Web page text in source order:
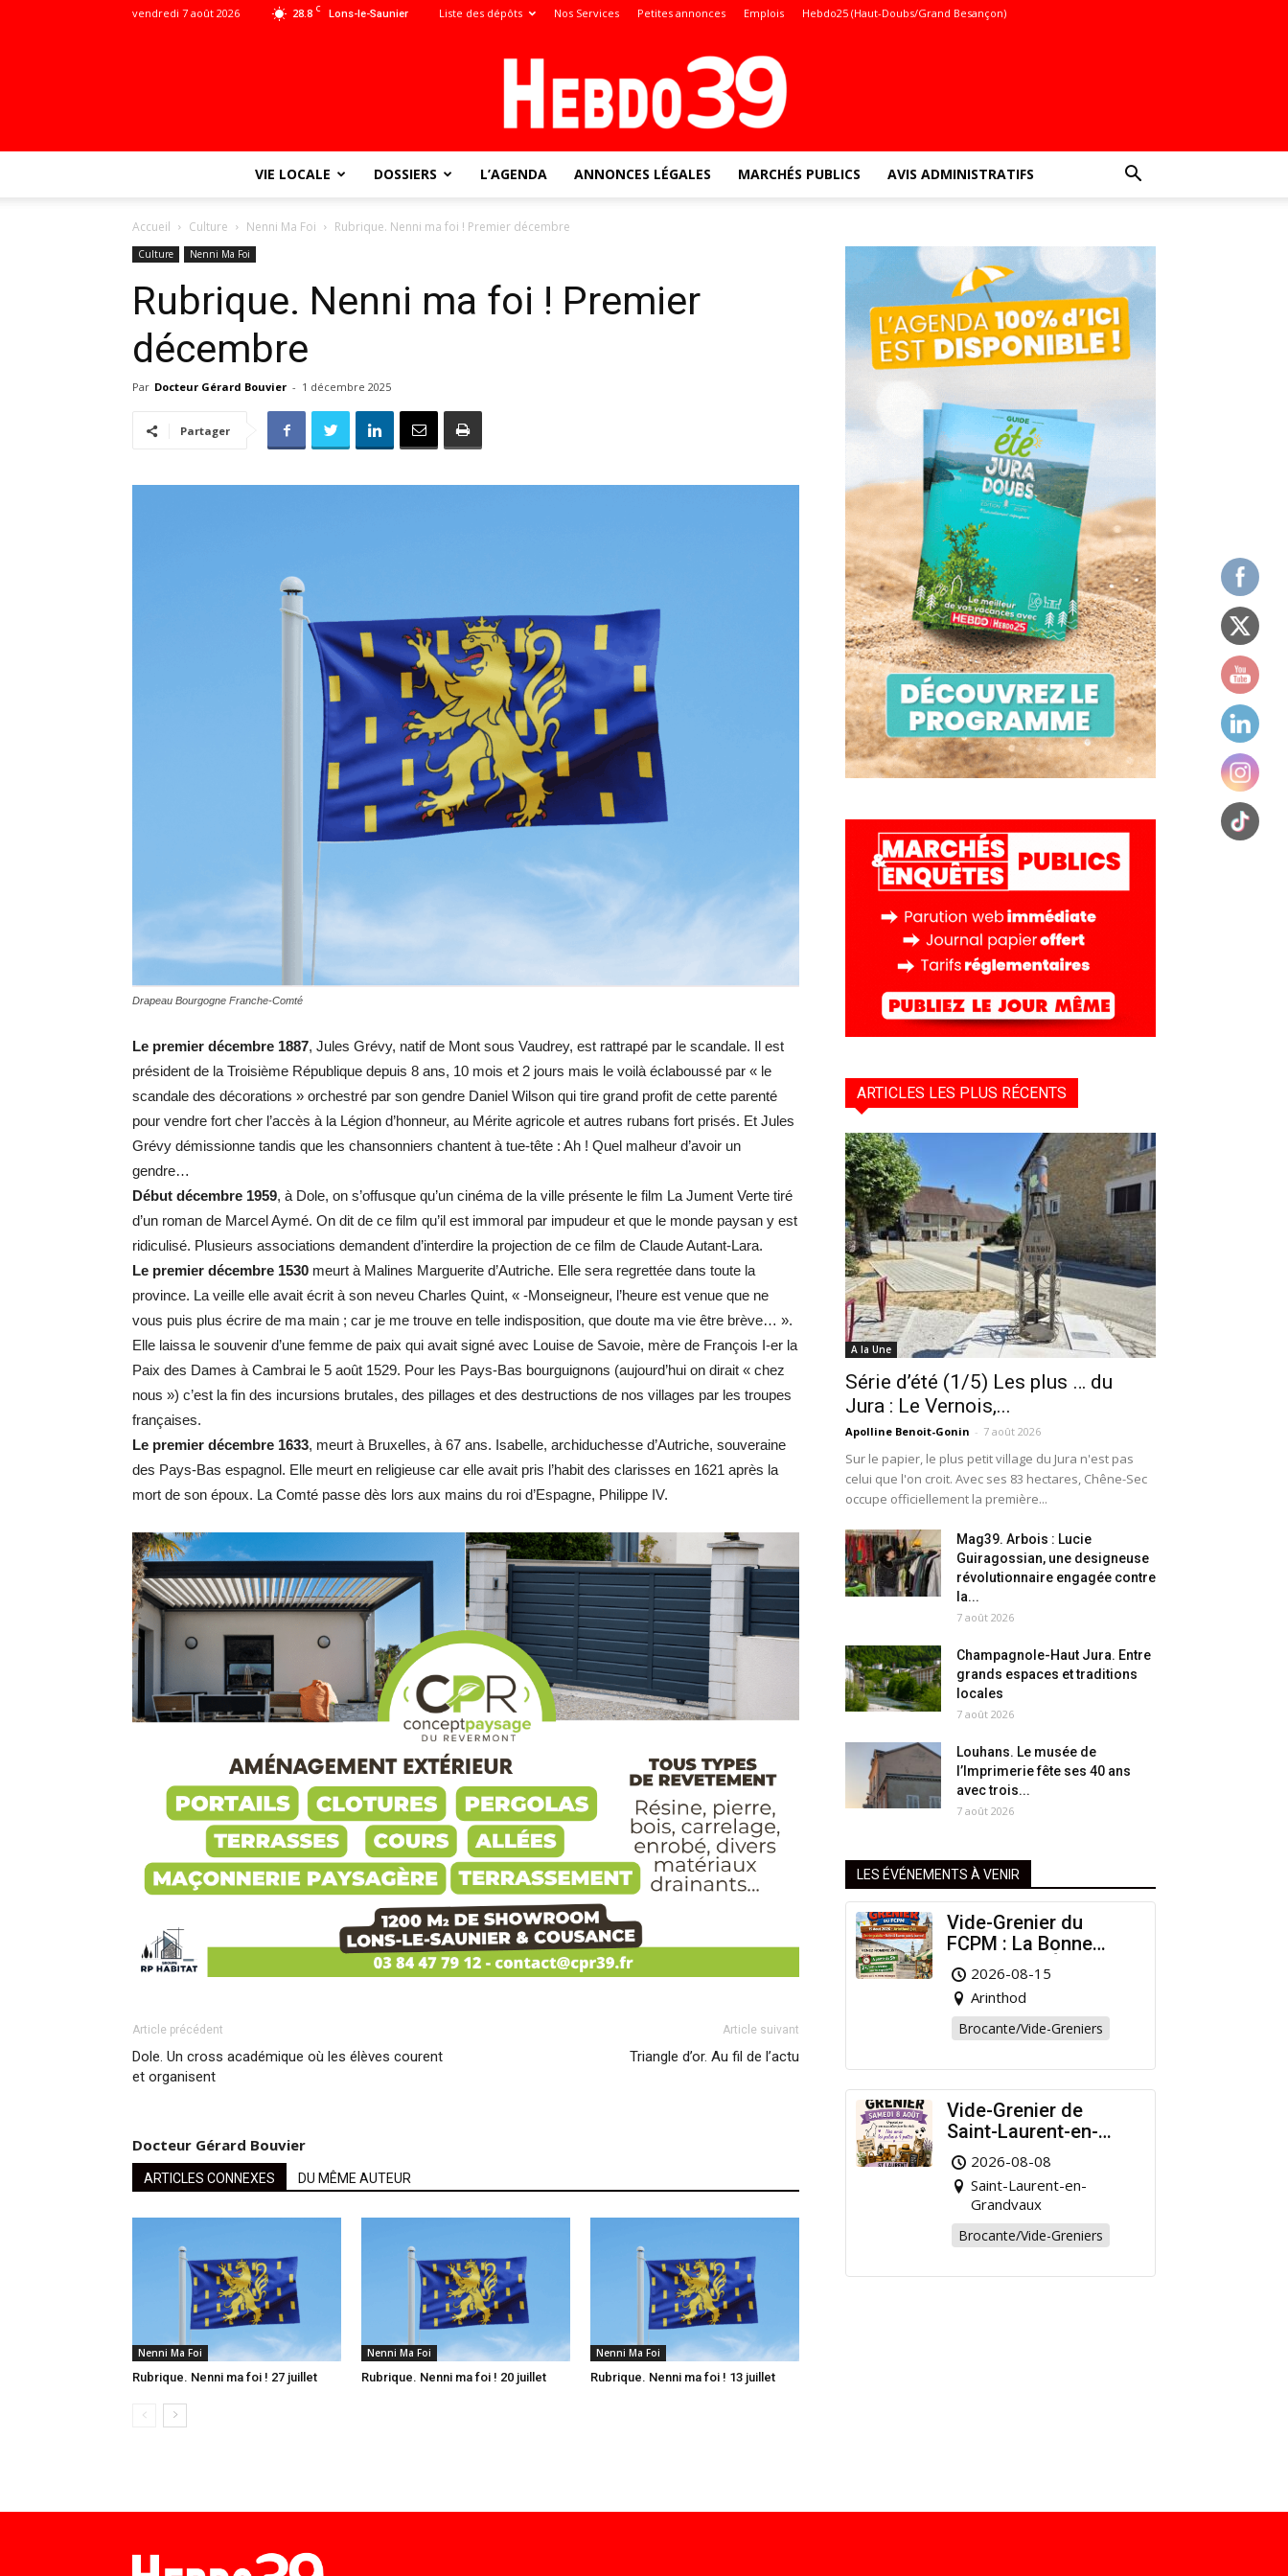
28.8 C Lons-le-Saunier
vendredi 7 août 2026 Liste des dépôts Nos Services Petites annonces Emplois Hebdo25 (Haut-Doubs/Grand Besançon)
locale
–
VIE LOCALE DOSSIERS L’AGENDA ANNONCES LÉGALES MARCHÉS PUBLICS AVIS ADMINISTRATIFS
Accueil Culture Nenni Ma Foi Rubrique. Nenni ma foi ! Premier décembre
Culture Nenni Ma Foi
Rubrique. Nenni ma foi ! Premier
décembre
Par Docteur Gérard Bouvier - 1 décembre 2025
Partager
Drapeau Bourgogne Franche-Comté
Le premier décembre 1887, Jules Grévy, natif de Mont sous Vaudrey, est rattrapé par le scandale. Il est
président de la Troisième République depuis 8 ans, 10 mois et 2 jours mais le voilà éclaboussé par « le
scandale des décorations » orchestré par son gendre Daniel Wilson qui tire grand profit de cette parenté
pour vendre fort cher l’accès à la Légion d’honneur, au Mérite agricole et autres rubans fort prisés. Et Jules
Grévy démissionne tandis que les chansonniers chantent à tue-tête : Ah ! Quel malheur d’avoir un
gendre…
Début décembre 1959, à Dole, on s’offusque qu’un cinéma de la ville présente le film La Jument Verte tiré
d’un roman de Marcel Aymé. On dit de ce film qu’il est immoral par impudeur et que le monde paysan y est
ridiculisé. Plusieurs associations demandent d’interdire la projection de ce film de Claude Autant-Lara.
Le premier décembre 1530 meurt à Malines Marguerite d’Autriche. Elle sera regrettée dans toute la
province. La veille elle avait écrit à son neveu Charles Quint, « -Monseigneur, l’heure est venue que ne
vous puis plus écrire de ma main ; car je me trouve en telle indisposition, que doute ma vie être brève… ».
Elle laissa le souvenir d’une femme de paix qui avait signé avec Louise de Savoie, mère de François I-er la
Paix des Dames à Cambrai le 5 août 1529. Pour les Pays-Bas bourguignons (aujourd’hui on dirait « chez
nous ») c’est la fin des incursions brutales, des pillages et des destructions de nos villages par les troupes
françaises.
Le premier décembre 1633, meurt à Bruxelles, à 67 ans. Isabelle, archiduchesse d’Autriche, souveraine
des Pays-Bas espagnol. Elle meurt en religieuse car elle avait pris l’habit des clarisses en 1621 après la
mort de son époux. La Comté passe dès lors aux mains du roi d’Espagne, Philippe IV.
Article précédent
Dole. Un cross académique où les élèves courent
et organisent
Article suivant
Triangle d’or. Au fil de l’actu
Docteur Gérard Bouvier
ARTICLES CONNEXES DU MÊME AUTEUR
Nenni Ma Foi
Rubrique. Nenni ma foi ! 27 juillet
Nenni Ma Foi
Rubrique. Nenni ma foi ! 20 juillet
Nenni Ma Foi
Rubrique. Nenni ma foi ! 13 juillet
ARTICLES LES PLUS RÉCENTS
A la Une
Série d’été (1/5) Les plus … du
Jura : Le Vernois,...
Apolline Benoit-Gonin - 7 août 2026
Sur le papier, le plus petit village du Jura n'est pas
celui que l'on croit. Avec ses 83 hectares, Chêne-Sec
occupe officiellement la première...
Mag39. Arbois : Lucie
Guiragossian, une designeuse
révolutionnaire engagée contre
la...
7 août 2026
Champagnole-Haut Jura. Entre
grands espaces et traditions
locales
7 août 2026
Louhans. Le musée de
l’Imprimerie fête ses 40 ans
avec trois...
7 août 2026
LES ÉVÉNEMENTS À VENIR
Vide-Grenier du
FCPM : La Bonne
Affaire de l’Été à
Arinthod !
2026-08-15
Arinthod
Brocante/Vide-Greniers
Vide-Grenier de
Saint-Laurent-en-
Grandvaux : Venez
chiner pour la bonne
cause !
2026-08-08
Saint-Laurent-en-
Grandvaux
Brocante/Vide-Greniers